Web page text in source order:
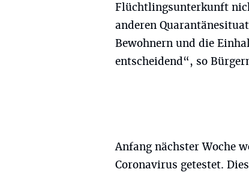
Flüchtlingsunterkunft
anderen
Bewohnern und die
entscheidend“, so
Anfang nächster Woche
Coronavirus getestet.